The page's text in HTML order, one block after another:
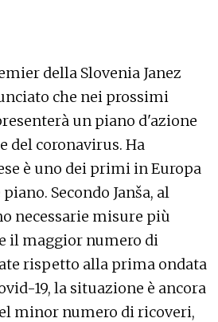
della Slovenia Janez
che nei prossimi
un piano d'azione
del coronavirus. Ha
è uno dei primi in Europa
Secondo Janša, al
necessarie misure più
il maggior numero di
rispetto alla prima ondata
19, la situazione è ancora
minor numero di ricoveri,